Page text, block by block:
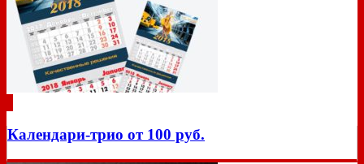
Календари-трио от 100 руб.